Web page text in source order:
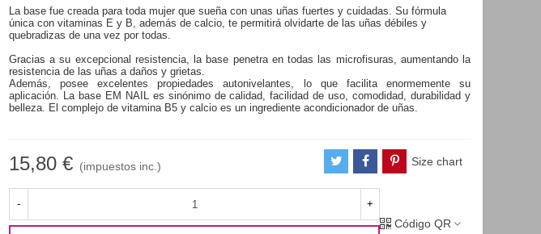
La base fue creada para toda mujer que sueña con unas uñas fuertes y cuidadas. Su fórmula
única con vitaminas E y B, además de calcio, te permitirá olvidarte de las uñas débiles y
quebradizas de una vez por todas.
Gracias a su excepcional resistencia, la base penetra en todas las microfisuras, aumentando la
resistencia de las uñas a daños y grietas.
Además, posee excelentes propiedades autonivelantes, lo que facilita enormemente su
aplicación. La base EM NAIL es sinónimo de calidad, facilidad de uso, comodidad, durabilidad y
belleza. El complejo de vitamina B5 y calcio es un ingrediente acondicionador de uñas.
15,80 € (impuestos inc.) Size chart
- +
Código QR